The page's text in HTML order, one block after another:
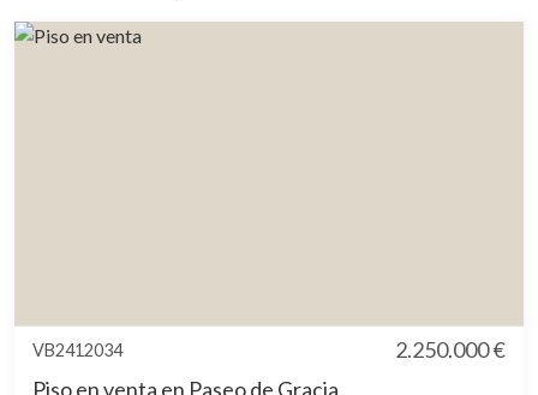
VB2412034
2.250.000 €
Piso en venta en Paseo de Gracia